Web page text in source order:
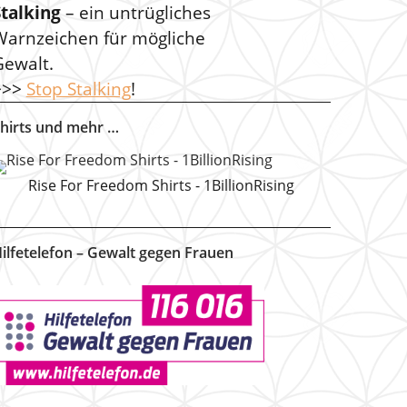
– ein untrügliches
für mögliche
Stop Stalking!
und mehr …
Rise For Freedom Shirts - 1BillionRising
– Gewalt gegen Frauen